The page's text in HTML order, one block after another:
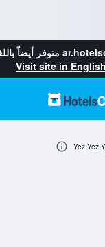
متوفر أيضاً
Visit site in English